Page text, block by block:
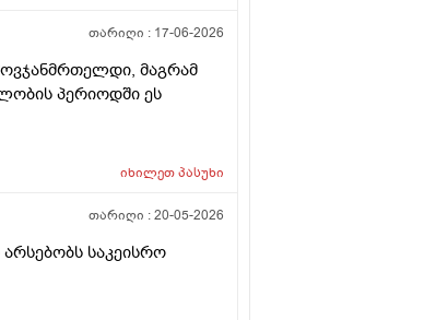
თარიღი : 17-06-2026
მაგრამ
პერიოდში ეს
იხილეთპასუხი
თარიღი :20-05-2026
არსებობს საკეისრო